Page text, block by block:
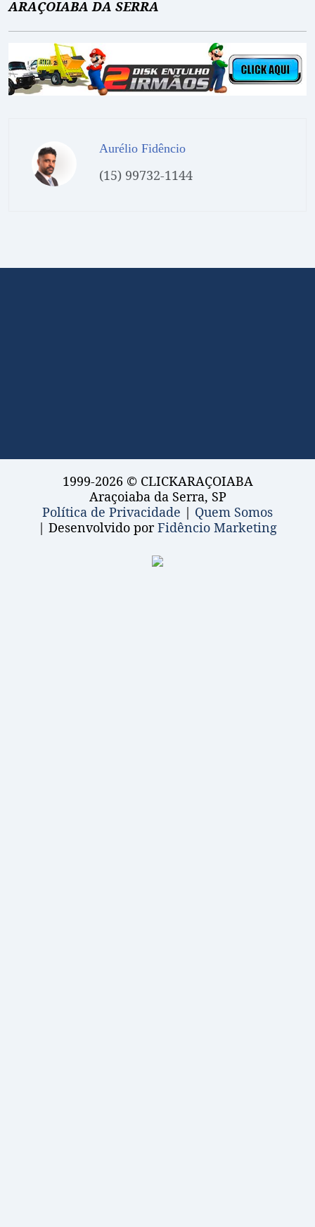
ARAÇOIABA DA SERRA
Aurélio Fidêncio
(15) 99732-1144
1999-2026 © CLICKARAÇOIABA
Araçoiaba da Serra, SP
Política de Privacidade | Quem Somos
| Desenvolvido porFidêncio Marketing